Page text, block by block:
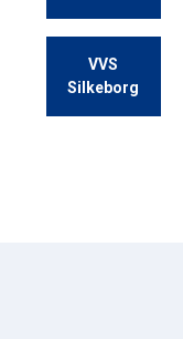
VVS
Silkeborg